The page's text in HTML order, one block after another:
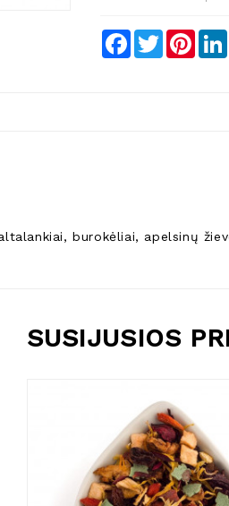
Facebook
Twitter
burokėliai, apelsinų
SUSIJUSIOS